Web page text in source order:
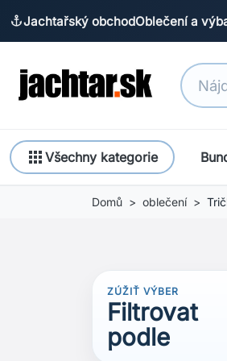
anchorJachtařský obchodOblečení a
appsVšechny kategorie
Domů oblečení
ZÚŽIŤ VÝBER
Filtrovat
podle